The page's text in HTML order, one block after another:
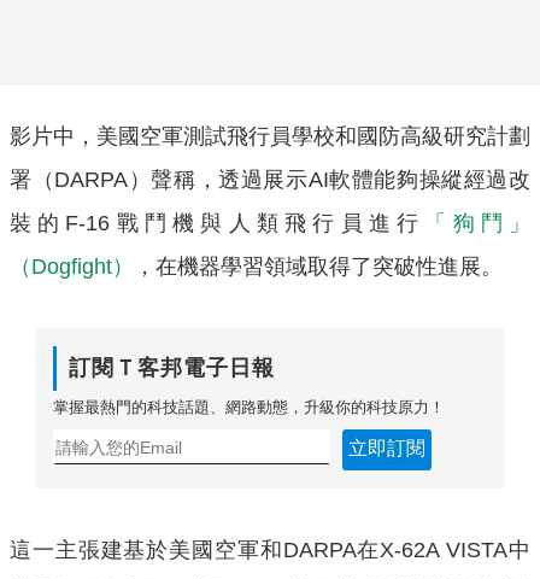
影片中，美國空軍測試飛行員學校和國防高級研究計劃
署（DARPA）聲稱，透過展示AI軟體能夠操縱經過改
裝的F-16戰鬥機與人類飛行員進行
「狗鬥」
（Dogfight）
，在機器學習領域取得了突破性進展。
訂閱Ｔ客邦電子日報
掌握最熱門的科技話題、網路動態，升級你的科技原力！
立即訂閱
這一主張建基於美國空軍和DARPA在X-62A VISTA中